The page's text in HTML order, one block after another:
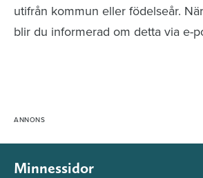
utifrån kommun eller födelseår.
blir du informerad om detta via e-
Minnessidor